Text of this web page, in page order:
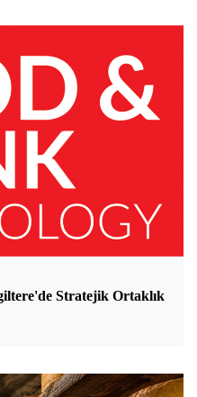
Stratejik Ortaklık